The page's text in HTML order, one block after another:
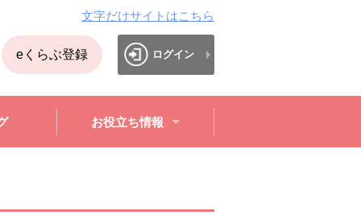
文字だけサイトはこちら
eくらぶ登録 ログイン
お役立ち情報